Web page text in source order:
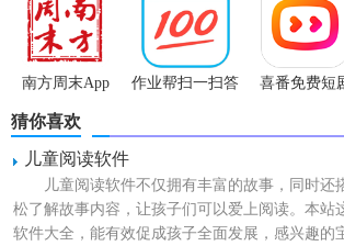
南方周末App
作业帮扫一扫答
喜番免费短
猜你喜欢
儿童阅读软件
儿童阅读软件不仅拥有丰富的故事，同时还
松了解故事内容，让孩子们可以爱上阅读。本站
软件大全，能有效促成孩子全面发展，感兴趣的